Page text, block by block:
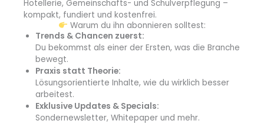
Hotellerie, Gemeinschafts- und Schulverpflegung –
kompakt, fundiert und kostenfrei.
Warum du ihn abonnieren solltest:
Trends & Chancen zuerst:
Du bekommst als einer der Ersten, was die Branche
bewegt.
Praxis statt Theorie:
Lösungsorientierte Inhalte, wie du wirklich besser
arbeitest.
Exklusive Updates & Specials:
Sondernewsletter, Whitepaper und mehr.